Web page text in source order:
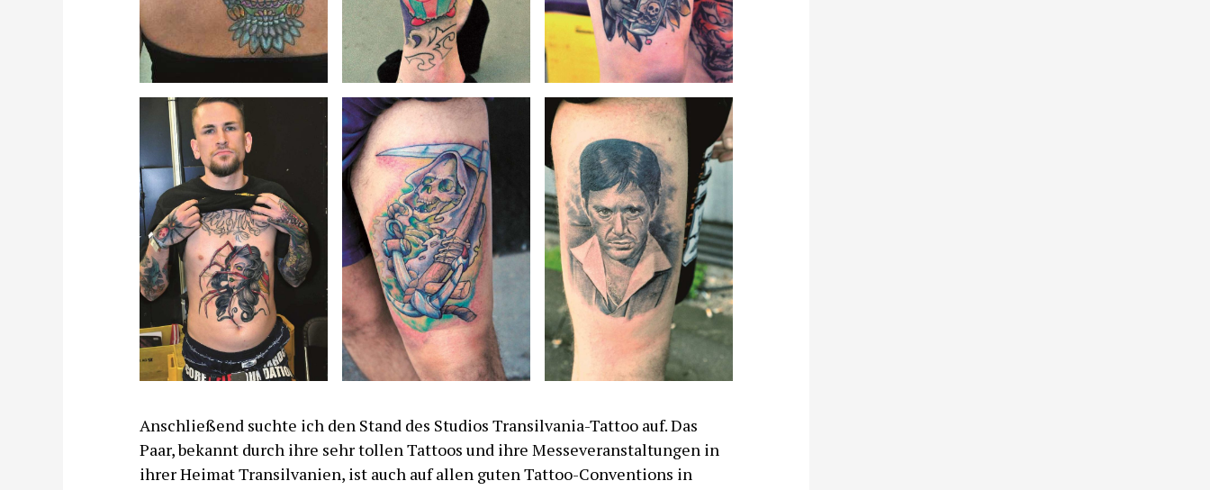
Anschließend suchte ich den Stand des Studios Transilvania-Tattoo auf. Das
Paar, bekannt durch ihre sehr tollen Tattoos und ihre Messeveranstaltungen in
ihrer Heimat Transilvanien, ist auch auf allen guten Tattoo-Conventions in